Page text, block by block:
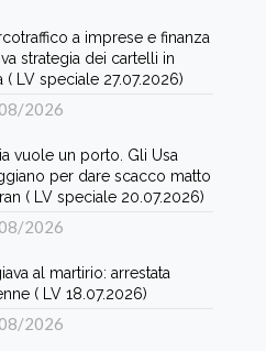
a imprese e finanza
strategia dei cartelli in
( LV speciale 27.07.2026)
2026
vuole un porto. Gli Usa
per dare scacco matto
( LV speciale 20.07.2026)
2026
al martirio: arrestata
( LV 18.07.2026)
2026